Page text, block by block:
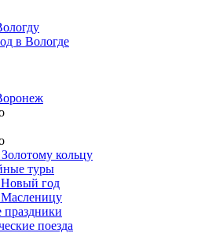
в Вологде
кольцу
туры
год
поезда